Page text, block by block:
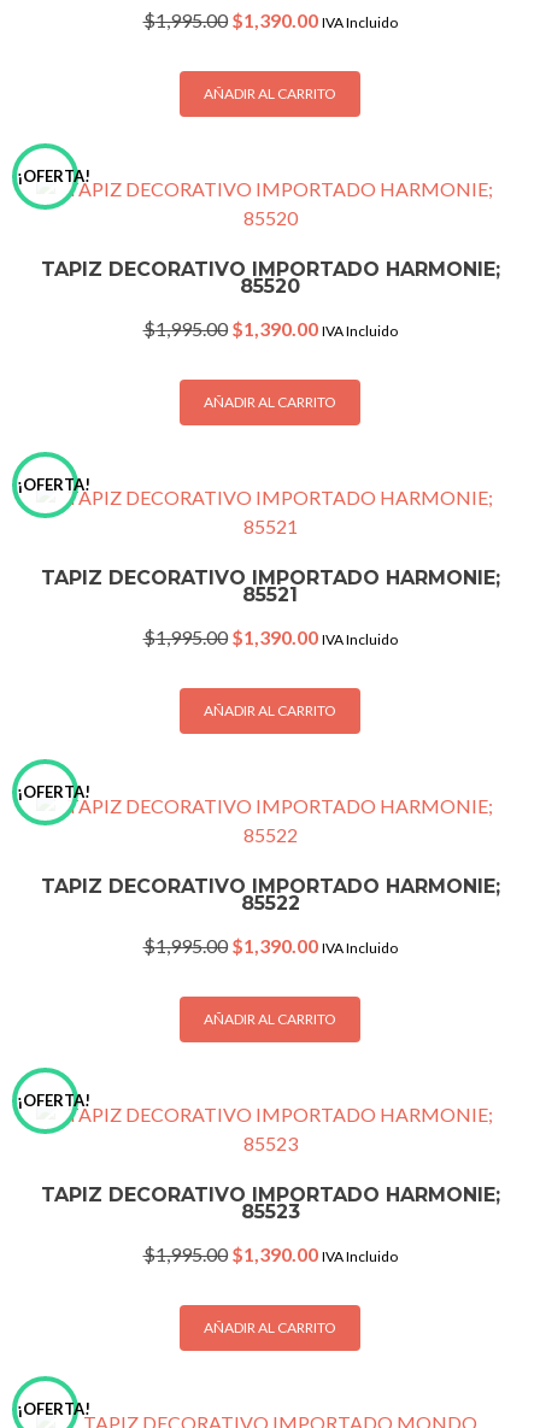
$1,995.00 Original
was:
$1,995.00.
$1,390.00Current
is:
$1,390.00.
IVA Incluido
AÑADIR AL CARRITO
¡OFERTA!
TAPIZ DECORATIVO IMPORTADO HARMONIE;
85520
$1,995.00 Original
was:
$1,995.00.
$1,390.00Current
is:
$1,390.00.
IVA Incluido
AÑADIR AL CARRITO
¡OFERTA!
TAPIZ DECORATIVO IMPORTADO HARMONIE;
85521
$1,995.00 Original
was:
$1,995.00.
$1,390.00Current
is:
$1,390.00.
IVA Incluido
AÑADIR AL CARRITO
¡OFERTA!
TAPIZ DECORATIVO IMPORTADO HARMONIE;
85522
$1,995.00 Original
was:
$1,995.00.
$1,390.00Current
is:
$1,390.00.
IVA Incluido
AÑADIR AL CARRITO
¡OFERTA!
TAPIZ DECORATIVO IMPORTADO HARMONIE;
85523
$1,995.00 Original
was:
$1,995.00.
$1,390.00Current
is:
$1,390.00.
IVA Incluido
AÑADIR AL CARRITO
¡OFERTA!